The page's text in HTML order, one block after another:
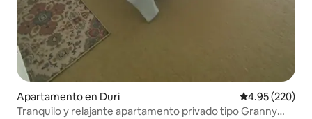
Apartamento en Duri Calificación
4.95 (220)
Tranquilo y relajante apartamento privado tipo Granny